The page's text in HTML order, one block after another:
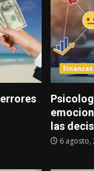
Finanzas
las
6 agosto,